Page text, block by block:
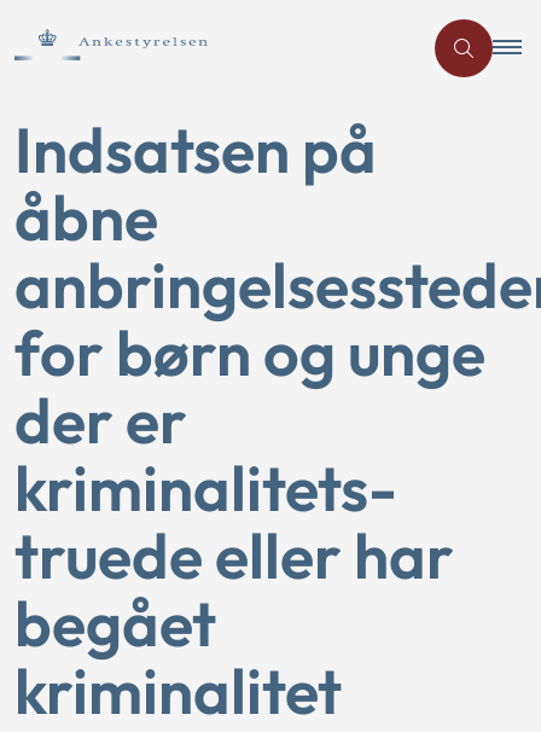
Indsatsen på
åbne
for børn og unge
der er
kriminalitets-
truede eller har
begået
kriminalitet